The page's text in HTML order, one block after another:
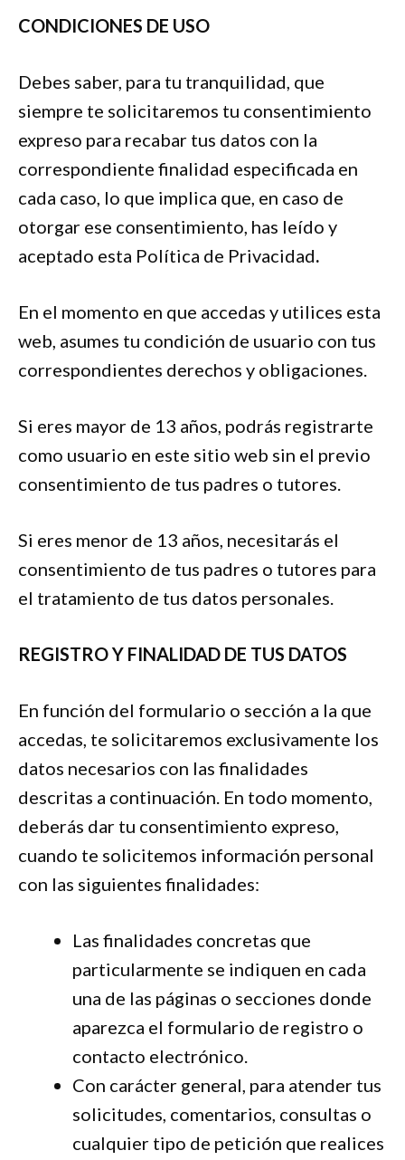
CONDICIONES DE USO
Debes saber, para tu tranquilidad, que
siempre te solicitaremos tu consentimiento
expreso para recabar tus datos con la
correspondiente finalidad especificada en
cada caso, lo que implica que, en caso de
otorgar ese consentimiento, has leído y
aceptado esta Política de Privacidad.
En el momento en que accedas y utilices esta
web, asumes tu condición de usuario con tus
correspondientes derechos y obligaciones.
Si eres mayor de 13 años, podrás registrarte
como usuario en este sitio web sin el previo
consentimiento de tus padres o tutores.
Si eres menor de 13 años, necesitarás el
consentimiento de tus padres o tutores para
el tratamiento de tus datos personales.
REGISTRO Y FINALIDAD DE TUS DATOS
En función del formulario o sección a la que
accedas, te solicitaremos exclusivamente los
datos necesarios con las finalidades
descritas a continuación. En todo momento,
deberás dar tu consentimiento expreso,
cuando te solicitemos información personal
con las siguientes finalidades:
Las finalidades concretas que
particularmente se indiquen en cada
una de las páginas o secciones donde
aparezca el formulario de registro o
contacto electrónico.
Con carácter general, para atender tus
solicitudes, comentarios, consultas o
cualquier tipo de petición que realices